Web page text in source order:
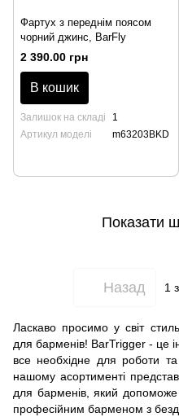
Фартух з переднім поясом
чорний джинс, BarFly
2 390.00 грн
В кошик
Залишок на складі
1
Артикул моделі
m63203BKD
Показати
Назад 1
Ласкаво просимо у світ
для барменів! BarTrigger - це
все необхідне для роботи
нашому асортименті
для барменів, який допоможе
професійним барменом з